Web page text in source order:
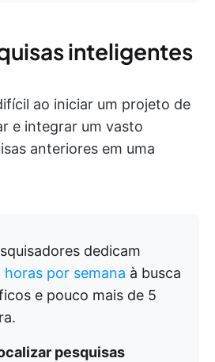
inteligentes
ao iniciar um projeto de
e integrar um vasto
anteriores em uma
dedicam
horas por semana à busca
e pouco mais de 5
pesquisas